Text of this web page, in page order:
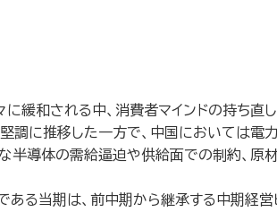
緩和される中、消費者マインドの持ち
に推移した一方で、中国においては電
導体の需給逼迫や供給面での制約、原
当期は、前中期から継承する中期経営